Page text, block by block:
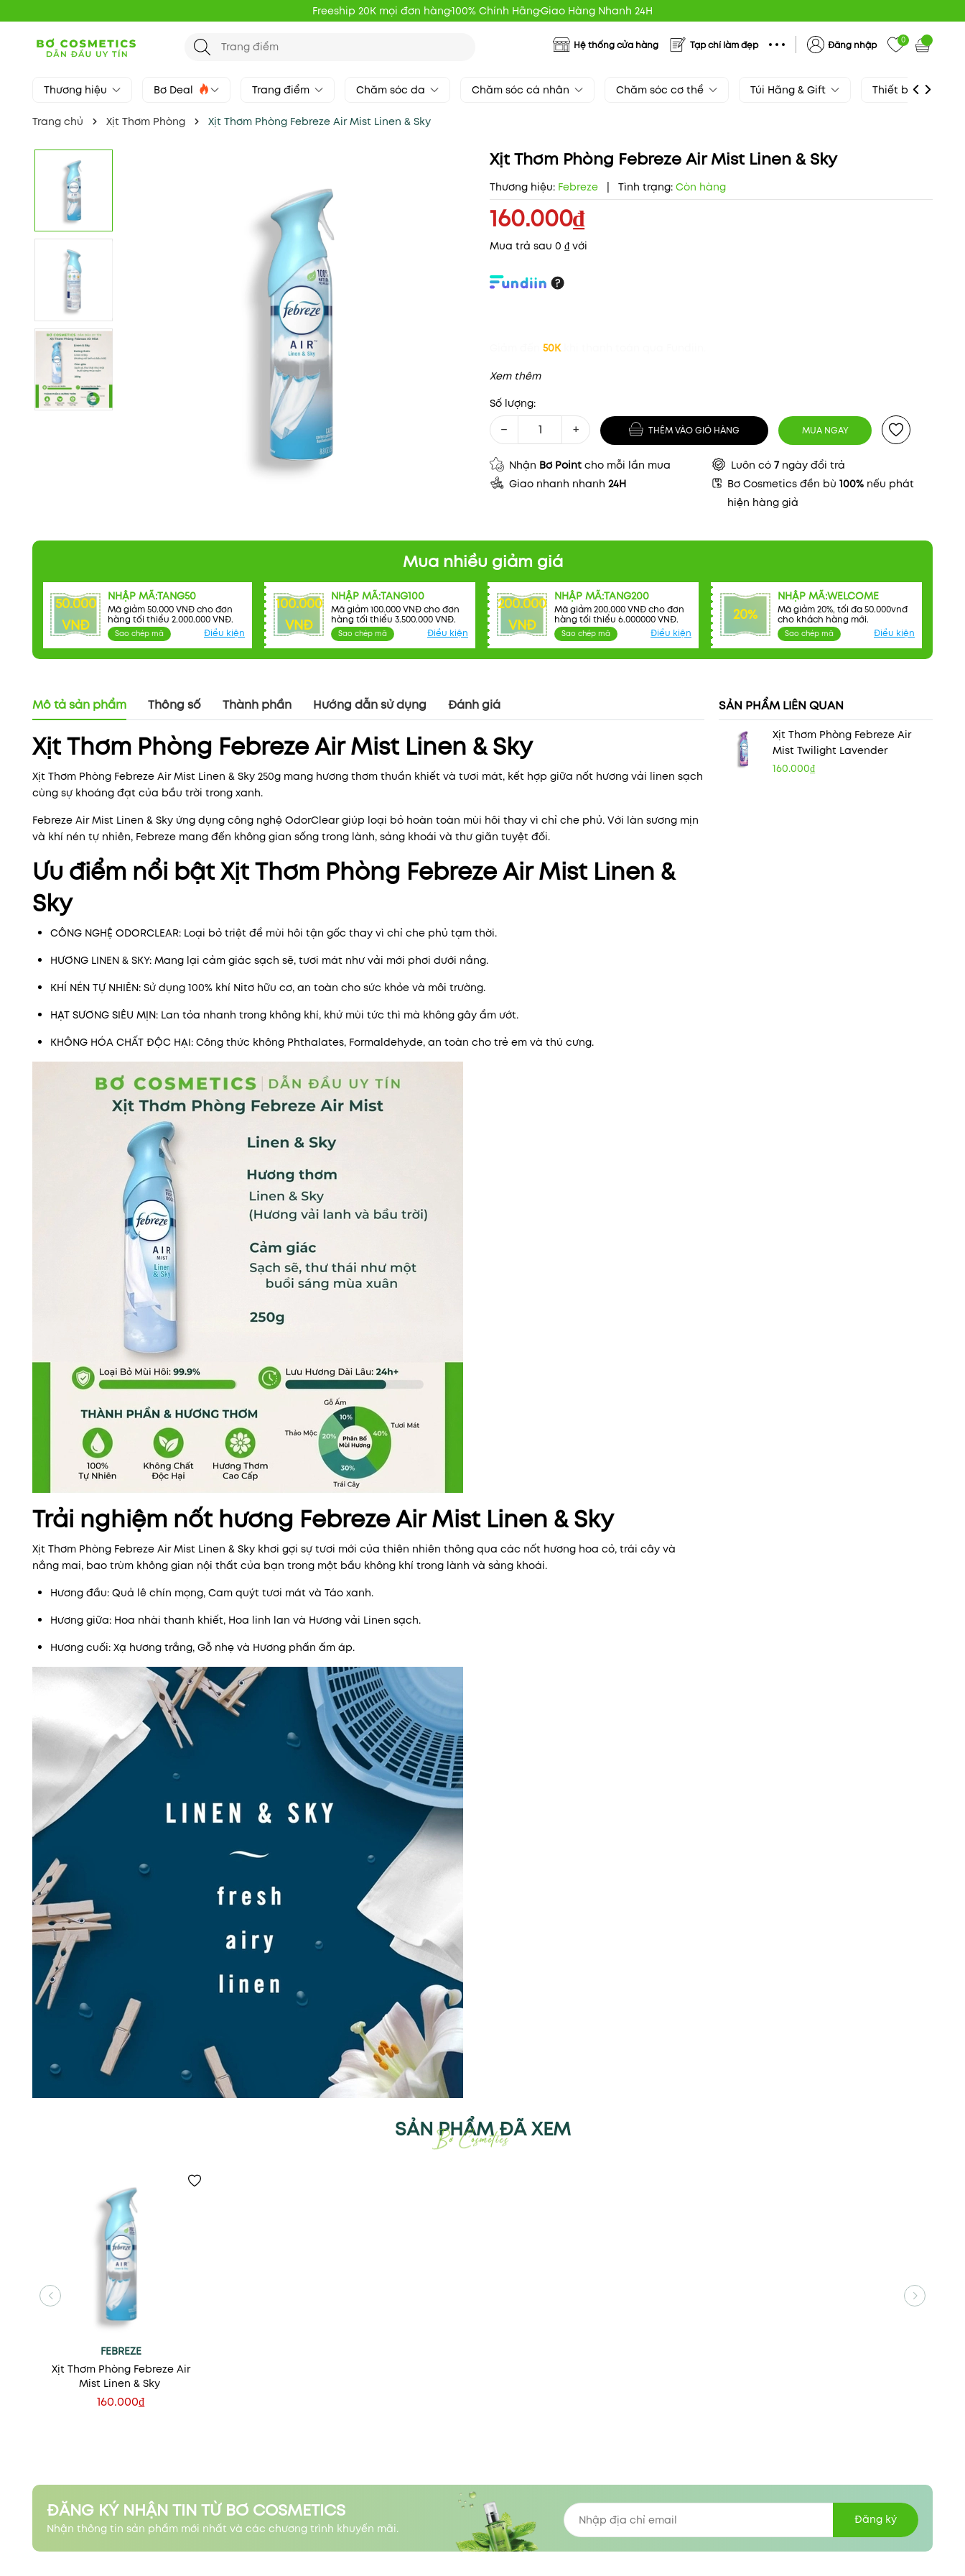
Freeship 20K mọi đơn hàng100% Chính HãngGiao Hàng Nhanh 24H
Hệ thống cửa hàng Tạp chí làm đẹp Đăng nhập 0
Thương hiệu Bơ Deal Trang điểm Chăm sóc da Chăm sóc cá nhân Chăm sóc cơ thể Túi Hãng & Gift Thiết bị làm đẹp
Trang chủ Xịt Thơm Phòng Xịt Thơm Phòng Febreze Air Mist Linen & Sky
Xịt Thơm Phòng Febreze Air Mist Linen & Sky
Thương hiệu: Febreze Tình trạng: Còn hàng
160.000₫
Mua trả sau 0 ₫ với
50K
Xem thêm
Số lượng:
− + THÊM VÀO GIỎ HÀNG MUA NGAY
Nhận Bơ Point cho mỗi lần mua Luôn có 7 ngày đổi trả
Giao nhanh nhanh 24H Bơ Cosmetics đền bù100% nếu phát
hiện hàng giả
Mua nhiều giảm giá
50.000
VNĐ
NHẬP MÃ:TANG50
Mã giảm 50.000 VNĐ cho đơn
hàng tối thiểu 2.000.000 VNĐ.
Sao chép mã Điều kiện
100.000
VNĐ
NHẬP MÃ:TANG100
Mã giảm 100.000 VNĐ cho đơn
hàng tối thiểu 3.500.000 VNĐ.
Sao chép mã Điều kiện
200.000
VNĐ
NHẬP MÃ:TANG200
Mã giảm 200.000 VNĐ cho đơn
hàng tối thiểu 6.000000 VNĐ.
Sao chép mã Điều kiện
20%
NHẬP MÃ:WELCOME
Mã giảm 20%, tối đa 50.000vnđ
cho khách hàng mới.
Sao chép mã Điều kiện
Mã khuyến mãi:
Mô tả sản phẩm Thông số Thành phần Hướng dẫn sử dụng Đánh giá
Xịt Thơm Phòng Febreze Air Mist Linen & Sky
Xịt Thơm Phòng Febreze Air Mist Linen & Sky 250g mang hương thơm thuần khiết và tươi mát, kết hợp giữa nốt hương vải linen sạch
cùng sự khoáng đạt của bầu trời trong xanh.
Febreze Air Mist Linen & Sky ứng dụng công nghệ OdorClear giúp loại bỏ hoàn toàn mùi hôi thay vì chỉ che phủ. Với làn sương mịn
và khí nén tự nhiên, Febreze mang đến không gian sống trong lành, sảng khoái và thư giãn tuyệt đối.
Ưu điểm nổi bật Xịt Thơm Phòng Febreze Air Mist Linen &
Sky
CÔNG NGHỆ ODORCLEAR: Loại bỏ triệt để mùi hôi tận gốc thay vì chỉ che phủ tạm thời.
HƯƠNG LINEN & SKY: Mang lại cảm giác sạch sẽ, tươi mát như vải mới phơi dưới nắng.
KHÍ NÉN TỰ NHIÊN: Sử dụng 100% khí Nitơ hữu cơ, an toàn cho sức khỏe và môi trường.
HẠT SƯƠNG SIÊU MỊN: Lan tỏa nhanh trong không khí, khử mùi tức thì mà không gây ẩm ướt.
KHÔNG HÓA CHẤT ĐỘC HẠI: Công thức không Phthalates, Formaldehyde, an toàn cho trẻ em và thú cưng.
Trải nghiệm nốt hương Febreze Air Mist Linen & Sky
Xịt Thơm Phòng Febreze Air Mist Linen & Sky khơi gợi sự tươi mới của thiên nhiên thông qua các nốt hương hoa cỏ, trái cây và
nắng mai, bao trùm không gian nội thất của bạn trong một bầu không khí trong lành và sảng khoái.
Hương đầu: Quả lê chín mọng, Cam quýt tươi mát và Táo xanh.
Hương giữa: Hoa nhài thanh khiết, Hoa linh lan và Hương vải Linen sạch.
Hương cuối: Xạ hương trắng, Gỗ nhẹ và Hương phấn ấm áp.
SẢN PHẨM LIÊN QUAN
Xịt Thơm Phòng Febreze Air
Mist Twilight Lavender
160.000₫
SẢN PHẨM ĐÃ XEM
FEBREZE
Xịt Thơm Phòng Febreze Air
Mist Linen & Sky
160.000₫
ĐĂNG KÝ NHẬN TIN TỪ BƠ COSMETICS
Nhận thông tin sản phẩm mới nhất và các chương trình khuyến mãi.
Đăng ký